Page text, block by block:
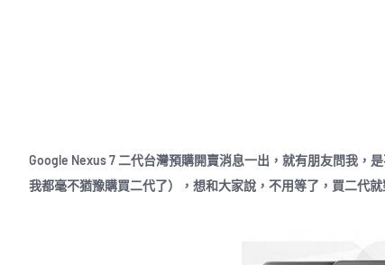
Google Nexus 7 二代台灣預購開賣消息一出，就有朋友問我，
我都毫不猶豫購買二代了），想和大家說，不用等了，買二代